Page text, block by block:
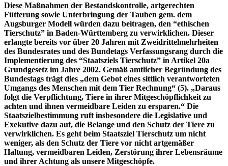
Diese Maßnahmen der Bestandskontrolle, artgerechten
Fütterung sowie Unterbringung der Tauben gem. dem
Augsburger Modell würden dazu beitragen, den “ethischen
Tierschutz” in Baden-Württemberg zu verwirklichen. Dieser
erlangte bereits vor über 20 Jahren mit Zweidrittelmehrheiten
des Bundesrates und des Bundetags Verfassungsrang durch die
Implementierung des “Staatsziels Tierschutz” in Artikel 20a
Grundgesetz im Jahre 2002. Gemäß amtlicher Begründung des
Bundestags trägt dies „dem Gebot eines sittlich verantworteten
Umgangs des Menschen mit dem Tier Rechnung“ (5). „Daraus
folgt die Verpflichtung, Tiere in ihrer Mitgeschöpflichkeit zu
achten und ihnen vermeidbare Leiden zu ersparen.“ Die
Staatszielbestimmung ruft insbesondere die Legislative und
Exekutive dazu auf, die Belange und den Schutz der Tiere zu
verwirklichen. Es geht beim Staatsziel Tierschutz um nicht
weniger, als den Schutz der Tiere vor nicht artgemäßer
Haltung, vermeidbaren Leiden, Zerstörung ihrer Lebensräume
und ihrer Achtung als unsere Mitgeschöpfe.